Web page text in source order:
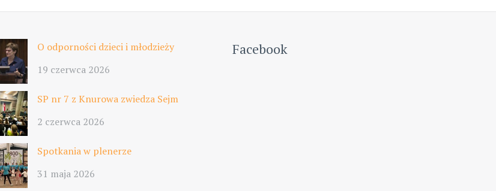
O odporności dzieci i młodzieży
19 czerwca 2026
SP nr 7 z Knurowa zwiedza Sejm
2 czerwca 2026
Spotkania w plenerze
31 maja 2026
Facebook